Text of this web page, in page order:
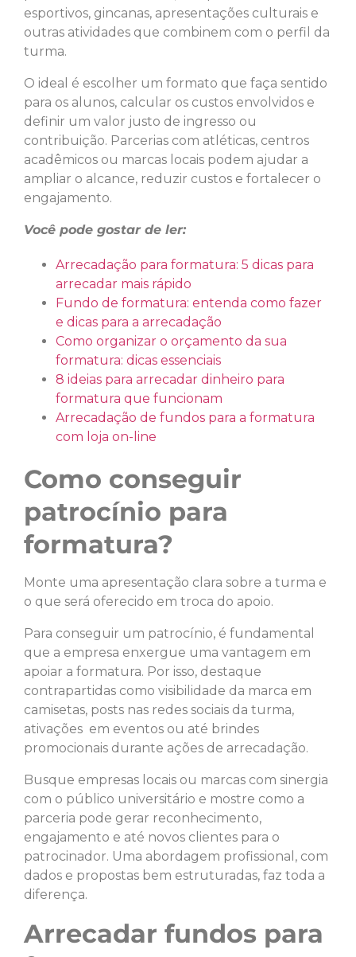
esportivos, gincanas, apresentações culturais e
outras atividades que combinem com o perfil da
turma.
O ideal é escolher um formato que faça sentido
para os alunos, calcular os custos envolvidos e
definir um valor justo de ingresso ou
contribuição. Parcerias com atléticas, centros
acadêmicos ou marcas locais podem ajudar a
ampliar o alcance, reduzir custos e fortalecer o
engajamento.
Você pode gostar de ler:
Arrecadação para formatura: 5 dicas para
arrecadar mais rápido
Fundo de formatura: entenda como fazer
e dicas para a arrecadação
Como organizar o orçamento da sua
formatura: dicas essenciais
8 ideias para arrecadar dinheiro para
formatura que funcionam
Arrecadação de fundos para a formatura
com loja on-line
Como conseguir
patrocínio para
formatura?
Monte uma apresentação clara sobre a turma e
o que será oferecido em troca do apoio.
Para conseguir um patrocínio, é fundamental
que a empresa enxergue uma vantagem em
apoiar a formatura. Por isso, destaque
contrapartidas como visibilidade da marca em
camisetas, posts nas redes sociais da turma,
ativações em eventos ou até brindes
promocionais durante ações de arrecadação.
Busque empresas locais ou marcas com sinergia
com o público universitário e mostre como a
parceria pode gerar reconhecimento,
engajamento e até novos clientes para o
patrocinador. Uma abordagem profissional, com
dados e propostas bem estruturadas, faz toda a
diferença.
Arrecadar fundos para